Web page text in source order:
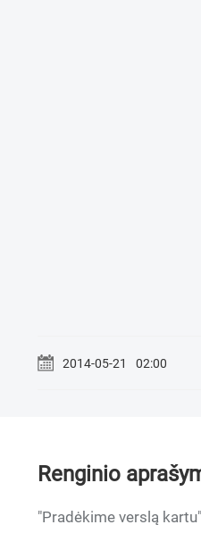
2014-05-21 02:00
Renginio
"Pradėkime verslą